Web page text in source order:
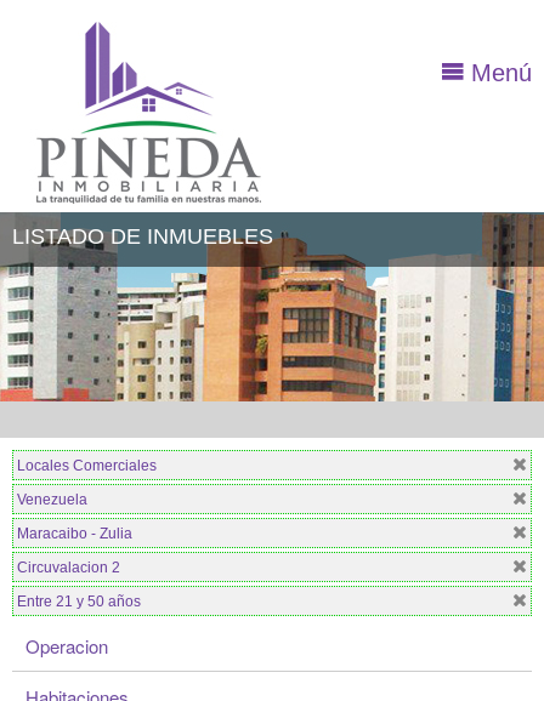
Menú
LISTADO DE INMUEBLES
Locales Comerciales
Venezuela
Maracaibo - Zulia
Circuvalacion 2
Entre 21 y 50 años
Operacion